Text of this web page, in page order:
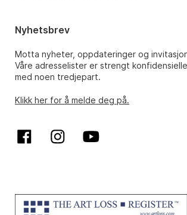
Nyhetsbrev
Motta nyheter, oppdateringer og
Våre adresselister er strengt
med noen tredjepart.
Klikk her for å melde deg på.